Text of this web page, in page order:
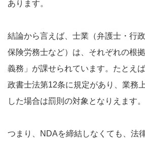
あります。
結論から言えば、士業（弁護士・行
保険労務士など）は、それぞれの根
義務」が課せられています。たとえ
政書士法第12条に規定があり、業務
した場合は罰則の対象となりえます。
つまり、NDAを締結しなくても、法